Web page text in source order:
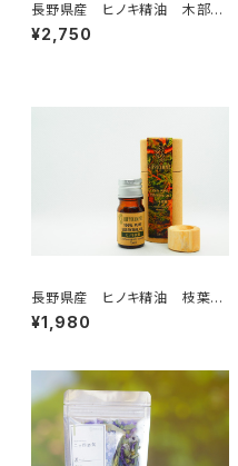
長野県産 ヒノキ精油 木部
5ml
¥2,750
長野県産 ヒノキ精油 枝葉
5ml
¥1,980